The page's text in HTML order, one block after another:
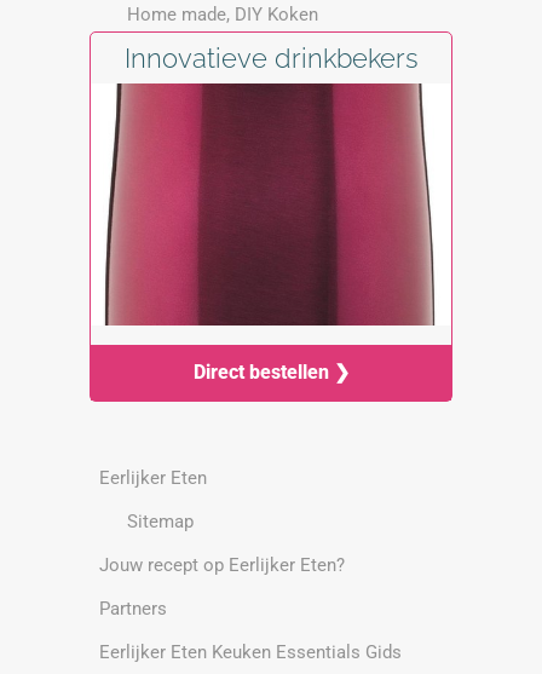
Home made, DIY Koken
Innovatieve drinkbekers
Direct bestellen ❯
Eerlijker Eten
Sitemap
Jouw recept op Eerlijker Eten?
Partners
Eerlijker Eten Keuken Essentials Gids